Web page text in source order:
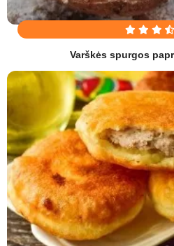
Varškės spurgos